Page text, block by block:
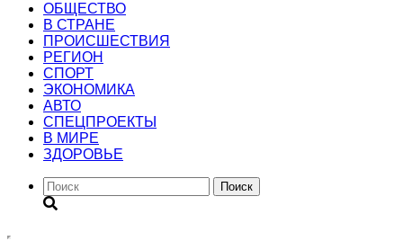
ОБЩЕСТВО
В СТРАНЕ
ПРОИСШЕСТВИЯ
РЕГИОН
CПОРТ
ЭКОНОМИКА
АВТО
СПЕЦПРОЕКТЫ
В МИРЕ
ЗДОРОВЬЕ
Поиск